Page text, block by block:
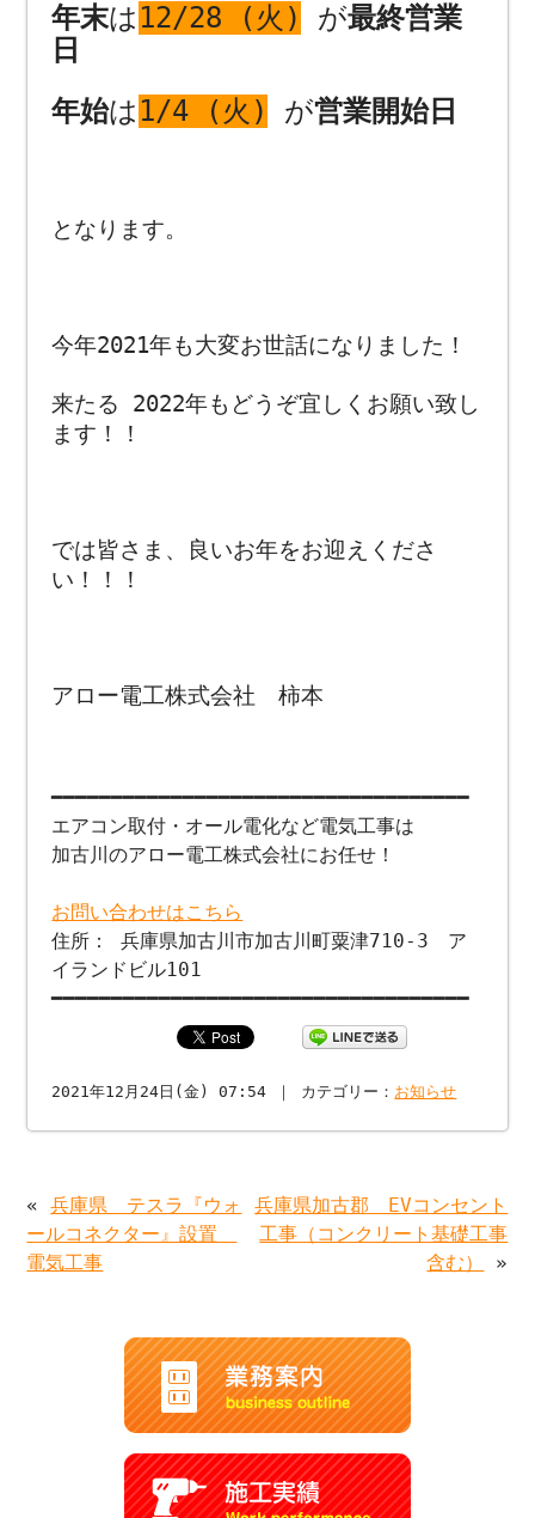
年末は12/28 (火) が最終営業
日
年始は1/4 (火) が営業開始日
となります。
今年2021年も大変お世話になりました！
来たる 2022年もどうぞ宜しくお願い致し
ます！！
では皆さま、良いお年をお迎えくださ
い！！！
アロー電工株式会社 柿本
━━━━━━━━━━━━━━━━━━━━━━━━━━━━━━━━━━━
エアコン取付・オール電化など電気工事は
加古川のアロー電工株式会社にお任せ！
お問い合わせはこちら
住所： 兵庫県加古川市加古川町粟津710-3 ア
イランドビル101
━━━━━━━━━━━━━━━━━━━━━━━━━━━━━━━━━━━
2021年12月24日(金) 07:54 ｜ カテゴリー： お知らせ
«兵庫県 テスラ『ウォ
ールコネクター』設置
電気工事
兵庫県加古郡 EVコンセント
工事（コンクリート基礎工事
含む）
»